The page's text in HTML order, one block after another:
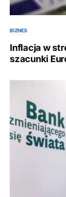
BIZNES
Inflacja w
szacunki